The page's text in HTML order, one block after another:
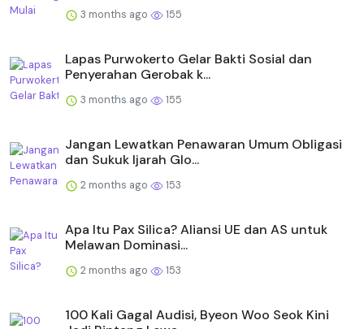
3 months ago 155
Lapas Purwokerto Gelar Bakti Sosial dan
Penyerahan Gerobak k...
3 months ago 155
Jangan Lewatkan Penawaran Umum Obligasi
dan Sukuk Ijarah Glo...
2 months ago 153
Apa Itu Pax Silica? Aliansi UE dan AS untuk
Melawan Dominasi...
2 months ago 153
100 Kali Gagal Audisi, Byeon Woo Seok Kini